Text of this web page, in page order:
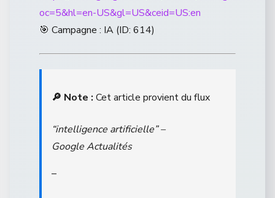
oc=5&hl=en-US&gl=US&ceid=US:en
🎯 Campagne : IA (ID: 614)
🔎 Note : Cet article provient du flux
“intelligence artificielle” –
Google Actualités
–